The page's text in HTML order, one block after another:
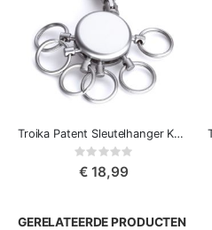
Troika Patent Sleutelhanger Karabijnhaak‎ Met 6 Snelkoppeling
Rating:
€ 18,99
GERELATEERDE PRODUCTEN